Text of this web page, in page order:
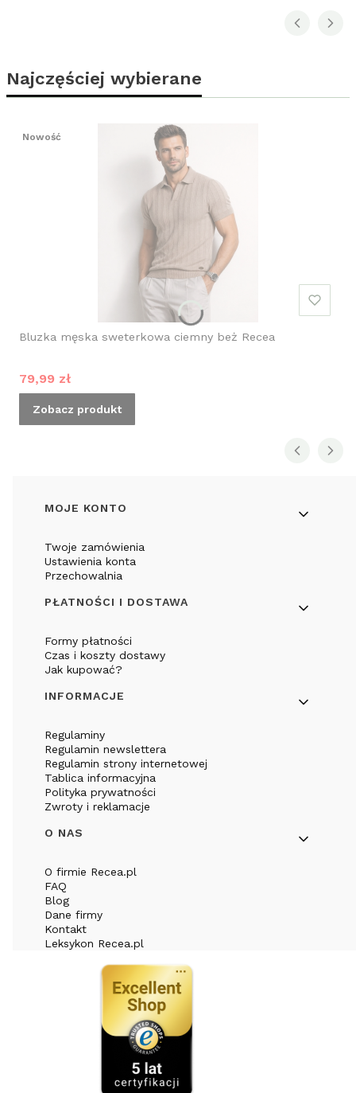
Najczęściej wybierane
Nowość
Bluzka męska sweterkowa ciemny beż Recea
Cena promocyjna
79,99 zł
Zobacz produkt
Linki w stopce
MOJE KONTO
Twoje zamówienia
Ustawienia konta
Przechowalnia
PŁATNOŚCI I DOSTAWA
Formy płatności
Czas i koszty dostawy
Jak kupować?
INFORMACJE
Regulaminy
Regulamin newslettera
Regulamin strony internetowej
Tablica informacyjna
Polityka prywatności
Zwroty i reklamacje
O NAS
O firmie Recea.pl
FAQ
Blog
Dane firmy
Kontakt
Leksykon Recea.pl